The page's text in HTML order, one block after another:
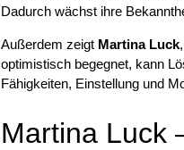
Dadurch wächst ihre
Außerdem zeigt Martina Luck
optimistisch begegnet, kann
Fähigkeiten, Einstellung und
Martina Luck